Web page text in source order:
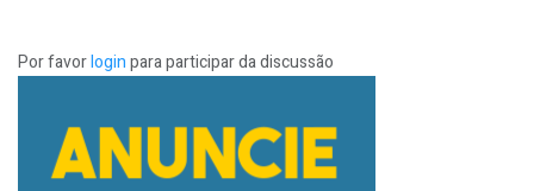
Por favorloginpara participar da discussão